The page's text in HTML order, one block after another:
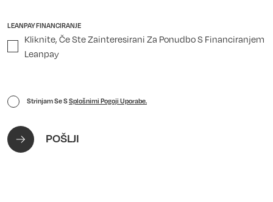
LEANPAY FINANCIRANJE
Kliknite, Če Ste Zainteresirani Za Ponudbo S Financiranjem
Leanpay
Strinjam Se SSplošnimi Pogoji Uporabe.
POŠLJI